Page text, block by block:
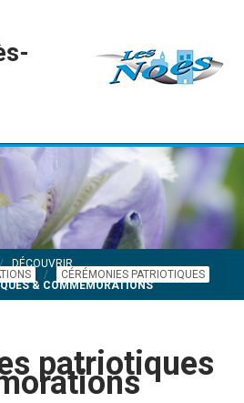
DÉCOUVRIR
CÉRÉMONIES PATRIOTIQUES
& COMMÉMORATIONS
patriotiques